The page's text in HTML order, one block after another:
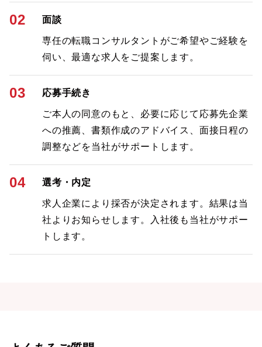
02 面談
専任の転職コンサルタントがご希望やご経験を
伺い、最適な求人をご提案します。
03 応募手続き
ご本人の同意のもと、必要に応じて応募先企業
への推薦、書類作成のアドバイス、面接日程の
調整などを当社がサポートします。
04 選考・内定
求人企業により採否が決定されます。結果は当
社よりお知らせします。入社後も当社がサポー
トします。